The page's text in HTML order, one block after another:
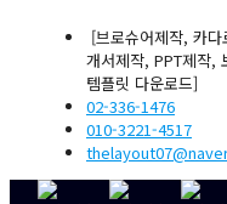
[브로슈어제작, 카
개서제작, PPT제작,
템플릿 다운로드]
02-336-1476
010-3221-4517